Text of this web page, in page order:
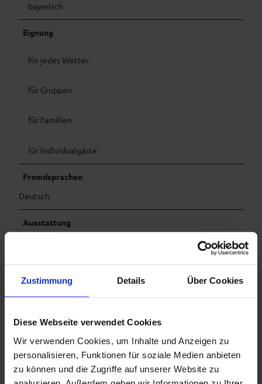
Zustimmung Details Über Cookies
Diese Webseite verwendet Cookies
Wir verwenden Cookies, um Inhalte und Anzeigen zu
personalisieren, Funktionen für soziale Medien anbieten
zu können und die Zugriffe auf unserer Website zu
bayerisch
Eignung
für jedes Wetter
für Gruppen
für Familien
für Individualgäste
Fremdsprachen
Deutsch
Ausstattung
Sonstiges
Parkplätze vorhanden.
Organisation